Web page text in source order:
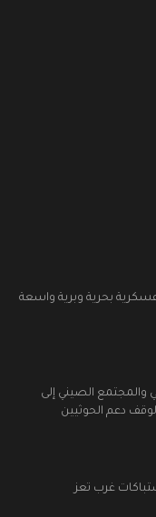
بحرية وبرية واسعة
والمجتمع الصيني إلى
دعم الحوثيين